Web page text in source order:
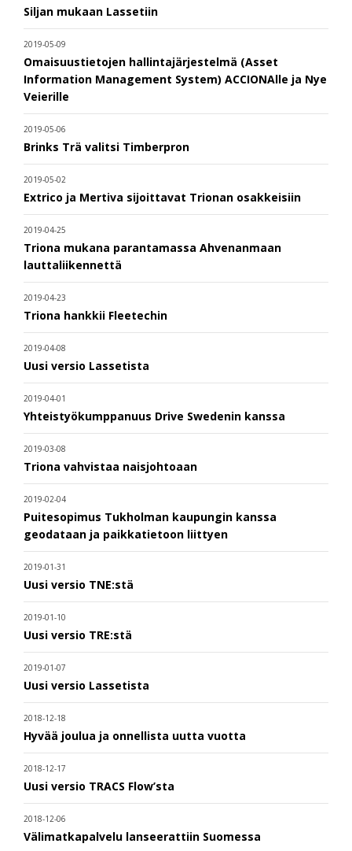
Siljan mukaan Lassetiin
2019-05-09
Omaisuustietojen hallintajärjestelmä (Asset
Information Management System) ACCIONAlle ja Nye
Veierille
2019-05-06
Brinks Trä valitsi Timberpron
2019-05-02
Extrico ja Mertiva sijoittavat Trionan osakkeisiin
2019-04-25
Triona mukana parantamassa Ahvenanmaan
lauttaliikennettä
2019-04-23
Triona hankkii Fleetechin
2019-04-08
Uusi versio Lassetista
2019-04-01
Yhteistyökumppanuus Drive Swedenin kanssa
2019-03-08
Triona vahvistaa naisjohtoaan
2019-02-04
Puitesopimus Tukholman kaupungin kanssa
geodataan ja paikkatietoon liittyen
2019-01-31
Uusi versio TNE:stä
2019-01-10
Uusi versio TRE:stä
2019-01-07
Uusi versio Lassetista
2018-12-18
Hyvää joulua ja onnellista uutta vuotta
2018-12-17
Uusi versio TRACS Flow’sta
2018-12-06
Välimatkapalvelu lanseerattiin Suomessa